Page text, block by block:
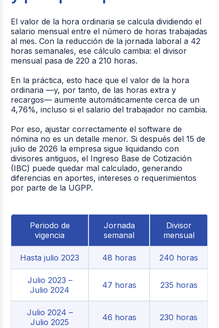
El valor de la hora ordinaria se calcula dividiendo el
salario mensual entre el número de horas trabajadas
al mes. Con la reducción de la jornada laboral a 42
horas semanales, ese cálculo cambia: el divisor
mensual pasa de 220 a 210 horas.
En la práctica, esto hace que el valor de la hora
ordinaria —y, por tanto, de las horas extra y
recargos— aumente automáticamente cerca de un
4,76%, incluso si el salario del trabajador no cambia.
Por eso, ajustar correctamente el software de
nómina no es un detalle menor. Si después del 15 de
julio de 2026 la empresa sigue liquidando con
divisores antiguos, el Ingreso Base de Cotización
(IBC) puede quedar mal calculado, generando
diferencias en aportes, intereses o requerimientos
por parte de la UGPP.
Periodo de
vigencia
Jornada
semanal
Divisor
mensual
Hasta julio 2023 48 horas 240 horas
Julio 2023 –
Julio 2024
47 horas 235 horas
Julio 2024 –
Julio 2025
46 horas 230 horas